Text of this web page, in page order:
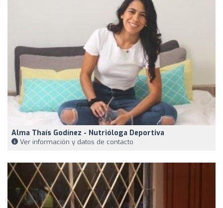
Alma Thaís Godínez - Nutrióloga Deportiva
Ver información y datos de contacto